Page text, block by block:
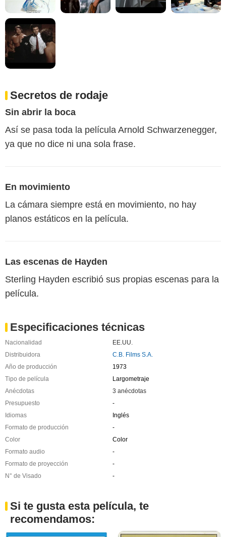
Secretos de rodaje
Sin abrir la boca
Así se pasa toda la película Arnold Schwarzenegger,
ya que no dice ni una sola frase.
En movimiento
La cámara siempre está en movimiento, no hay
planos estáticos en la película.
Las escenas de Hayden
Sterling Hayden escribió sus propias escenas para la
película.
Especificaciones técnicas
Nacionalidad
EE.UU.
Distribuidora
C.B. Films S.A.
Año de producción
1973
Tipo de película
Largometraje
Anécdotas
3 anécdotas
Presupuesto
-
Idiomas
Inglés
Formato de producción
-
Color
Color
Formato audio
-
Formato de proyección
-
N° de Visado
-
Si te gusta esta película, te
recomendamos: